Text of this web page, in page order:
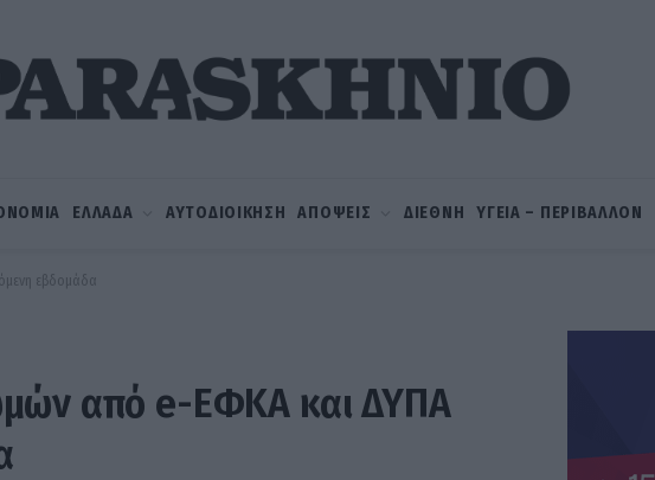
ΕΛΛΑΔΑ ΑΥΤΟΔΙΟΙΚΗΣΗ ΑΠΟΨΕΙΣ ΔΙΕΘΝΗ ΥΓΕΙΑ – ΠΕΡΙΒΑΛΛΟΝ
εβδομάδα
από e-ΕΦΚΑ και ΔΥΠΑ